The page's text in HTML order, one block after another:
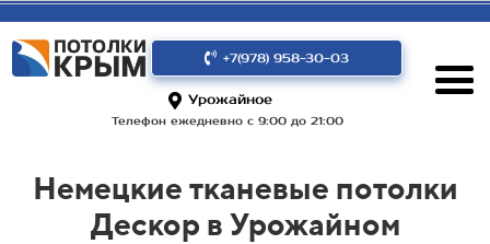
+7(978) 958-30-03
Урожайное
Телефон ежедневно с 9:00 до 21:00
Немецкие тканевые потолки
Дескор в Урожайном